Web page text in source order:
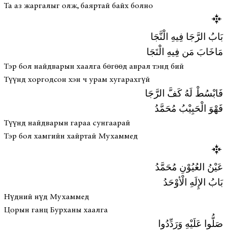
Та аз жаргалыг олж, баяртай байх болно
بَابُ الرَّجَا فِيهِ الْنَّجَا
مَاخَابَ مَن فِيهِ الْتَجَا
Тэр бол найдварын хаалга бөгөөд аврал тэнд бий
Түүнд хоргодсон хэн ч урам хугарахгүй
فَابْسُطْ لَهُ كَفَّ الرَّجَا
فَهْوَ الْحَبِيْبُ مُحَمَّدُ
Түүнд найдварын гараа сунгаарай
Тэр бол хамгийн хайртай Мухаммед
عَيْنُ العُيُوْنِ مُحَمَّدُ
بَابُ الإِلَهِ الْأوْحَدُ
Нүдний нүд Мухаммед
Цорын ганц Бурханы хаалга
صَلُّوا عَلَيْهِ وَرَدِّدُوا